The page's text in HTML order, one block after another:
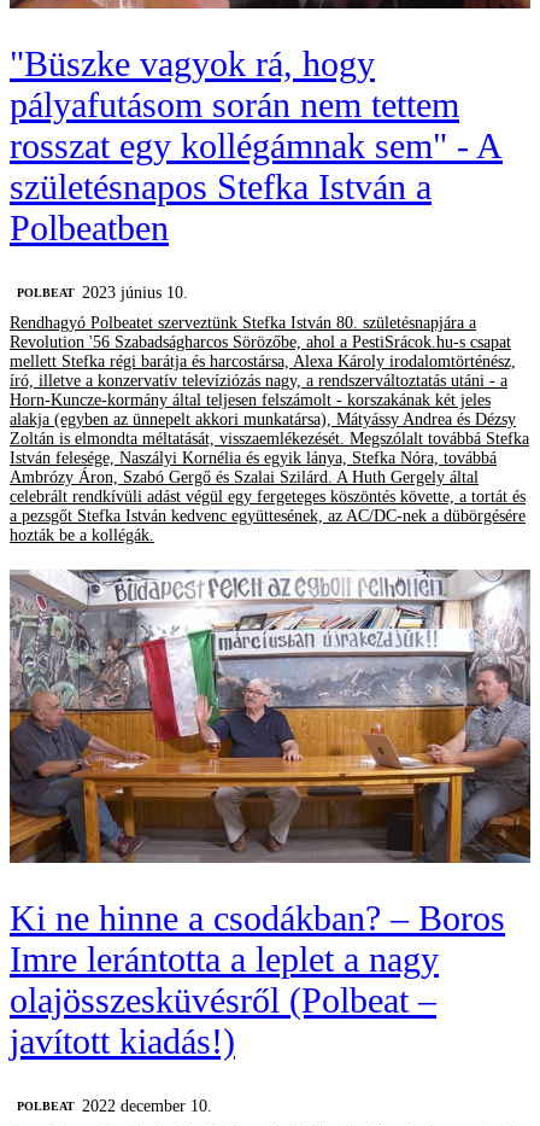
"Büszke vagyok rá, hogy
pályafutásom során nem tettem
rosszat egy kollégámnak sem" - A
születésnapos Stefka István a
Polbeatben
‎POLBEAT 2023 június 10.
Rendhagyó Polbeatet szerveztünk Stefka István 80. születésnapjára a
Revolution '56 Szabadságharcos Sörözőbe, ahol a PestiSrácok.hu-s csapat
mellett Stefka régi barátja és harcostársa, Alexa Károly irodalomtörténész,
író, illetve a konzervatív televíziózás nagy, a rendszerváltoztatás utáni - a
Horn-Kuncze-kormány által teljesen felszámolt - korszakának két jeles
alakja (egyben az ünnepelt akkori munkatársa), Mátyássy Andrea és Dézsy
Zoltán is elmondta méltatását, visszaemlékezését. Megszólalt továbbá Stefka
István felesége, Naszályi Kornélia és egyik lánya, Stefka Nóra, továbbá
Ambrózy Áron, Szabó Gergő és Szalai Szilárd. A Huth Gergely által
celebrált rendkívüli adást végül egy fergeteges köszöntés követte, a tortát és
a pezsgőt Stefka István kedvenc együttesének, az AC/DC-nek a dübörgésére
hozták be a kollégák.
Ki ne hinne a csodákban? – Boros
Imre lerántotta a leplet a nagy
olajösszesküvésről (Polbeat –
javított kiadás!)
‎POLBEAT 2022 december 10.